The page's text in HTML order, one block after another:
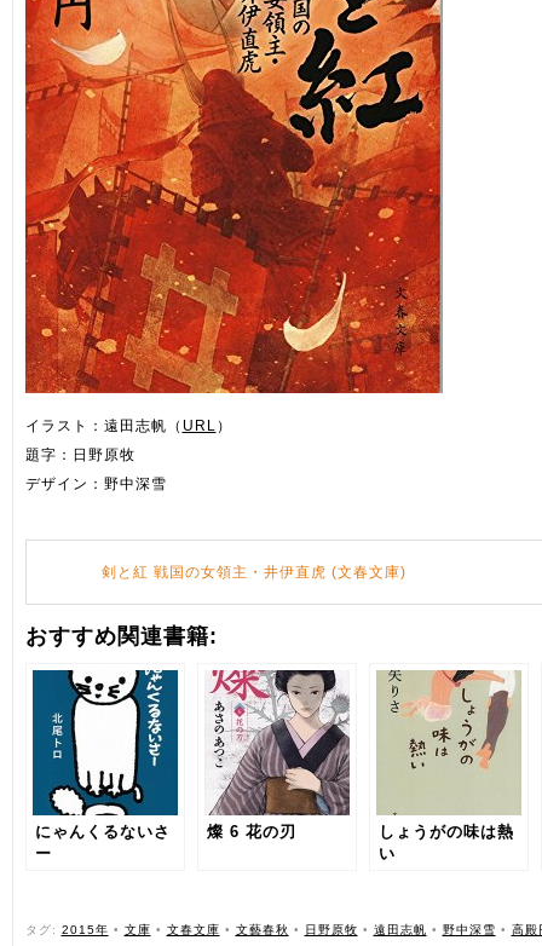
イラスト：遠田志帆（ URL ）
題字：日野原牧
デザイン：野中深雪
剣と紅 戦国の女領主・井伊直虎 (文春文庫)
おすすめ関連書籍:
にゃんくるないさ
ー
燦 6 花の刃
しょうがの味は熱
い
タグ: 2015年 • 文庫 • 文春文庫 • 文藝春秋 • 日野原牧 • 遠田志帆 • 野中深雪 • 高殿